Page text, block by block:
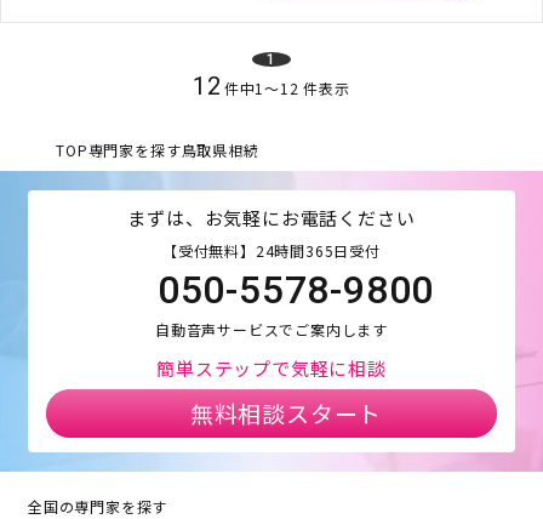
1
12 件中1〜12 件表示
TOP専門家を探す鳥取県相続
まずは、お気軽にお電話ください
【受付無料】24時間365日受付
050-5578-9800
自動音声サービスでご案内します
簡単ステップで気軽に相談
無料相談スタート
全国の専門家を探す